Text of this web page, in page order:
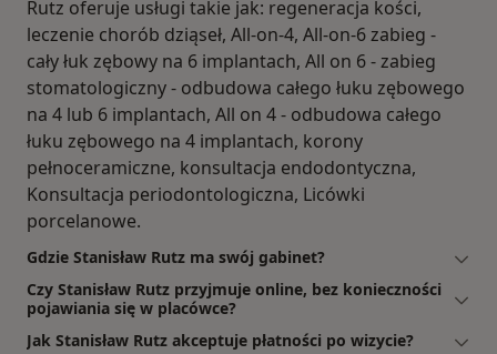
Rutz oferuje usługi takie jak: regeneracja kości,
leczenie chorób dziąseł, All-on-4, All-on-6 zabieg -
cały łuk zębowy na 6 implantach, All on 6 - zabieg
stomatologiczny - odbudowa całego łuku zębowego
na 4 lub 6 implantach, All on 4 - odbudowa całego
łuku zębowego na 4 implantach, korony
pełnoceramiczne, konsultacja endodontyczna,
Konsultacja periodontologiczna, Licówki
porcelanowe.
Gdzie Stanisław Rutz ma swój gabinet?
Czy Stanisław Rutz przyjmuje online, bez konieczności
pojawiania się w placówce?
Jak Stanisław Rutz akceptuje płatności po wizycie?